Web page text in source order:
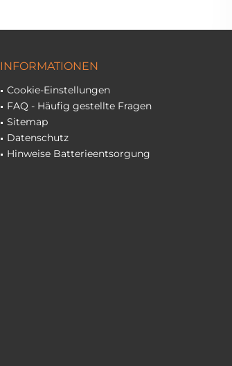
INFORMATIONEN
Cookie-Einstellungen
FAQ - Häufig gestellte Fragen
Sitemap
Datenschutz
Hinweise Batterieentsorgung